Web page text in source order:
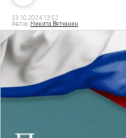
23.10.2024 13:52
Автор: Никита Вятчанин